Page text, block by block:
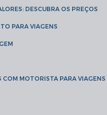
DESCUBRA OS PREÇOS
PARA VIAGENS
COM MOTORISTA PARA